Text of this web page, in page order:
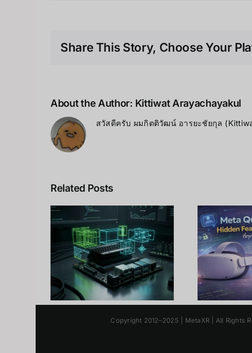
Share This Story, Choose Your
About the Author: Kittiwat Arayachayakul
สวัสดีครับ ผมกิตติวัฒน์ อารยะชัยกุล
Related Posts
10 เทคนิคปลดล็อก
Meta Quest 3 เพิ่ม
พลังจริงได้ถึง
300%
ค
พร้
Copyright 2012–2025 | MetaXR | All Rights